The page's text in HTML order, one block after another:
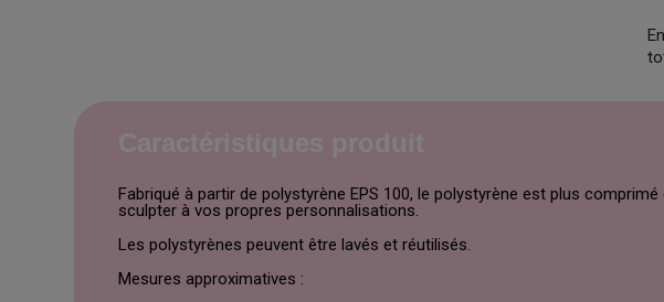
Fabriqué à partir de polystyrène EPS 100, le polystyrène est plus
sculpter à vos propres personnalisations.
Les polystyrènes peuvent être lavés et réutilisés.
Mesures approximatives :